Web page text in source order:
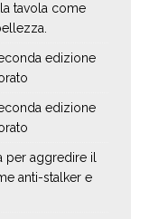
la tavola come
edizione
edizione
per aggredire il
anti-stalker e